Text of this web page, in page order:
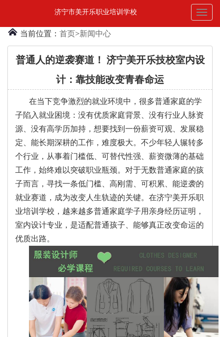
Toggle
济宁市美开乐职业培训学校
当前位置： 首页>新闻中心
普通人的逆袭赛道！ 济宁美开乐技校室内设
计：靠技能改变青春命运
在当下竞争激烈的就业环境中，很多普通家庭的学
子陷入就业困境：没有优质家庭背景、没有行业人脉资
源、没有高学历加持，想要找到一份薪资可观、发展稳
定、能长期深耕的工作，难度极大。不少年轻人辗转多
个行业，从事着门槛低、可替代性强、薪资微薄的基础
工作，始终难以突破职业瓶颈。对于无数普通家庭的孩
子而言，寻找一条低门槛、高刚需、可积累、能逆袭的
就业赛道，成为改变人生轨迹的关键。在济宁美开乐职
业培训学校，越来越多普通家庭学子用亲身经历证明，
室内设计专业，是适配普通孩子、能够真正改变命运的
优质出路。